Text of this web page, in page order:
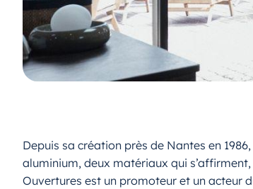
Depuis sa création près de Nantes en
aluminium, deux matériaux qui
Ouvertures est un promoteur et un acteur